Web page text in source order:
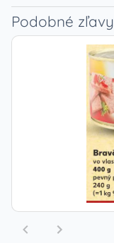
Podobné zľavy